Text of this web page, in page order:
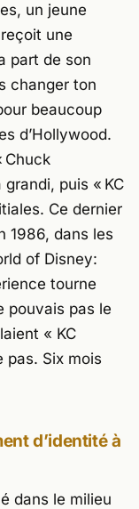
un jeune
une
part de son
changer ton
beaucoup
d’Hollywood.
Chuck
grandi, puis « KC
Ce dernier
1986, dans les
of Disney:
tourne
pouvais pas le
« KC
pas. Six mois
d’identité à
dans le milieu